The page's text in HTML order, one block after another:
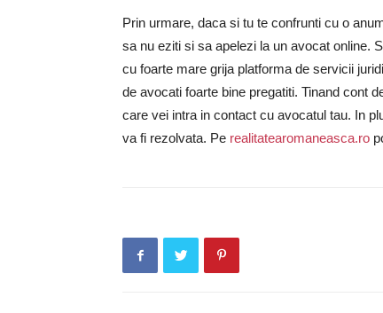
Prin urmare, daca si tu te confrunti cu o
sa nu eziti si sa apelezi la un avocat online.
cu foarte mare grija platforma de servicii
de avocati foarte bine pregatiti. Tinand cont
care vei intra in contact cu avocatul tau. In
va fi rezolvata. Pe realitatearomaneasca.ro